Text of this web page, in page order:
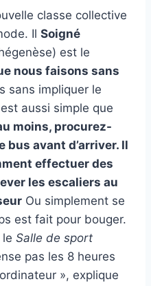
classe collective
Il Soigné
est le
nous faisons sans
sans impliquer le
aussi simple que
moins, procurez-
avant d’arriver. Il
effectuer des
les escaliers au
Ou simplement se
est fait pour bouger.
Salle de sport
pas les 8 heures
», explique